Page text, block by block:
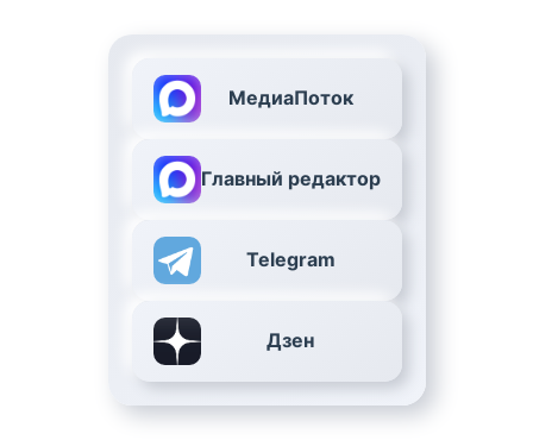
МедиаПоток
Главный редактор
Telegram
Дзен